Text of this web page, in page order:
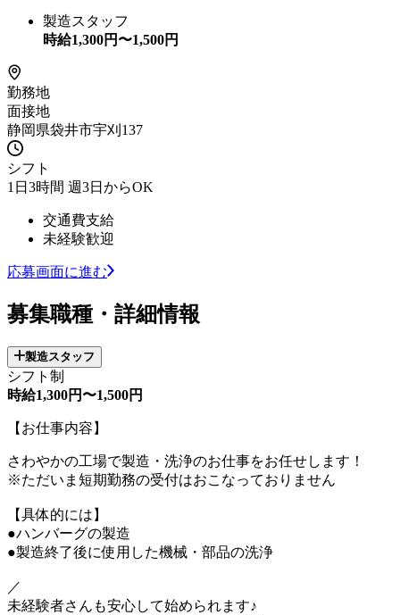
製造スタッフ
時給1,300円〜1,500円
勤務地
面接地
静岡県袋井市宇刈137
シフト
1日3時間 週3日からOK
交通費支給
未経験歓迎
応募画面に進む
募集職種・詳細情報
製造スタッフ
シフト制
時給1,300円〜1,500円
【お仕事内容】
さわやかの工場で製造・洗浄のお仕事をお任せします！
※ただいま短期勤務の受付はおこなっておりません
【具体的には】
●ハンバーグの製造
●製造終了後に使用した機械・部品の洗浄
／
未経験者さんも安心して始められます♪